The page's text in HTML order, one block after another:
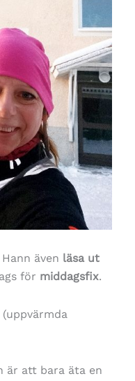
även läsa ut
för middagsfix.
är att bara äta en